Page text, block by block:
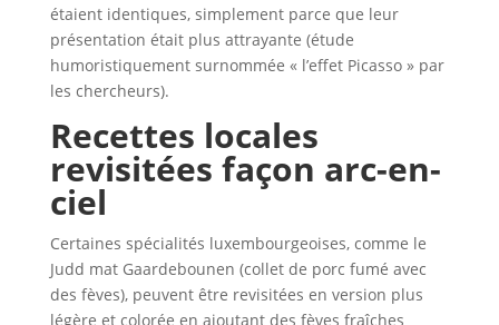
étaient identiques, simplement parce que leur
présentation était plus attrayante (étude
humoristiquement surnommée « l’effet Picasso » par
les chercheurs).
Recettes locales
revisitées façon arc-en-
ciel
Certaines spécialités luxembourgeoises, comme le
Judd mat Gaardebounen (collet de porc fumé avec
des fèves), peuvent être revisitées en version plus
légère et colorée en ajoutant des fèves fraîches